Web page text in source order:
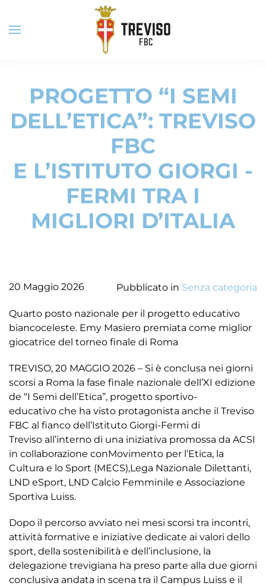
Skip to main content
PROGETTO “I SEMI
DELL’ETICA”: TREVISO
FBC
E L’ISTITUTO GIORGI -
FERMI TRA I
MIGLIORI D’ITALIA
20 Maggio 2026 Pubblicato in Senza categoria
Quarto posto nazionale per il progetto educativo
biancoceleste. Emy Masiero premiata come miglior
giocatrice del torneo finale di Roma
TREVISO, 20 MAGGIO 2026 – Si è conclusa nei giorni
scorsi a Roma la fase finale nazionale dell’XI edizione
de “I Semi dell’Etica”, progetto sportivo-
educativo che ha visto protagonista anche il Treviso
FBC al fianco dell’Istituto Giorgi-Fermi di
Treviso all’interno di una iniziativa promossa da ACSI
in collaborazione conMovimento per l’Etica, la
Cultura e lo Sport (MECS),Lega Nazionale Dilettanti,
LND eSport, LND Calcio Femminile e Associazione
Sportiva Luiss.
Dopo il percorso avviato nei mesi scorsi tra incontri,
attività formative e iniziative dedicate ai valori dello
sport, della sostenibilità e dell’inclusione, la
delegazione trevigiana ha preso parte alla due giorni
conclusiva andata in scena tra il Campus Luiss e il